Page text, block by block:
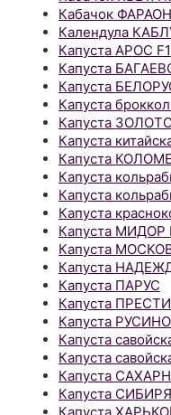
Кабачок ФАРАОН
Календула
Капуста АРОС F1
Капуста
Капуста
Капуста
Капуста
Капуста
Капуста
Капуста
Капуста
Капуста
Капуста МИДОР
Капуста
Капуста
Капуста ПАРУС
Капуста
Капуста
Капуста
Капуста
Капуста
Капуста